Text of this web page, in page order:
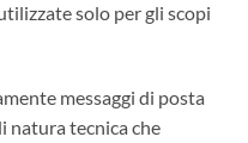
solo per gli scopi
messaggi di posta
natura tecnica che